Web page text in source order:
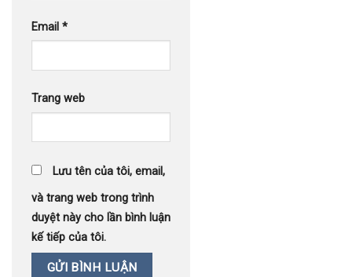
Email *
Trang web
Lưu tên của tôi, email,
và trang web trong trình
duyệt này cho lần bình luận
kế tiếp của tôi.